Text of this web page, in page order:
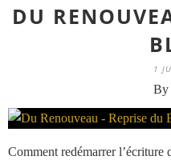
DU
1
By
Comment redémarrer l’écriture